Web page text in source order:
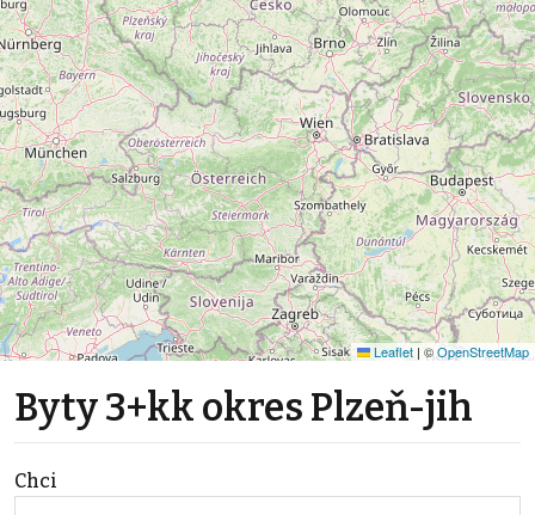
Leaflet | ©OpenStreetMap
Byty 3+kk okres Plzeň-jih
Chci